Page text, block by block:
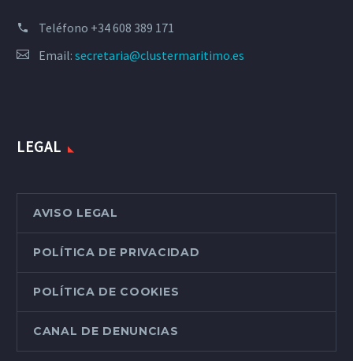
Teléfono +34 608 389 171
Email: secretaria@clustermaritimo.es
LEGAL
AVISO LEGAL
POLÍTICA DE PRIVACIDAD
POLÍTICA DE COOKIES
CANAL DE DENUNCIAS